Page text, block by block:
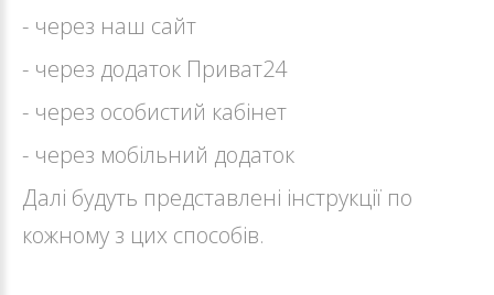
- через наш сайт
- через додаток Приват24
- через особистий кабінет
- через мобільний додаток
Далі будуть представлені інструкції по
кожному з цих способів.